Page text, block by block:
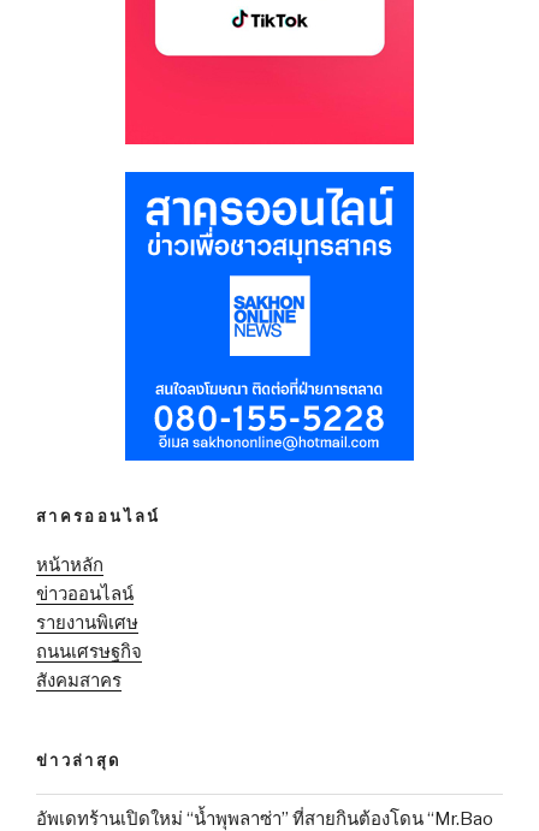
สาครออนไลน์
หน้าหลัก
ข่าวออนไลน์
รายงานพิเศษ
ถนนเศรษฐกิจ
สังคมสาคร
ข่าวล่าสุด
อัพเดทร้านเปิดใหม่ “น้ำพุพลาซ่า” ที่สายกินต้องโดน “Mr.Bao